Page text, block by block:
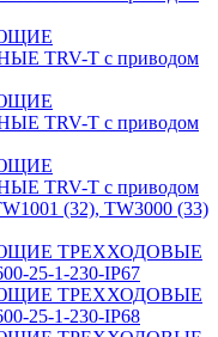
TRV-T с приводом
TRV-T с приводом
TRV-T с приводом
(32), TW3000 (33)
ТРЕХХОДОВЫЕ
25-1-230-IP67
ТРЕХХОДОВЫЕ
25-1-230-IP68